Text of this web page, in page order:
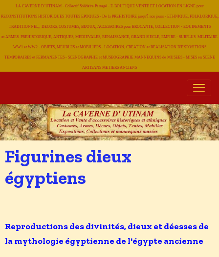
LA CAVERNE D' UTINAM - Collectif Solidaire Partagé - E-BOUTIQUE VENTE ET LOCATION EN LIGNE pour
RECONSTITUTIONS HISTORIQUES TOUTES EPOQUES - De la PREHISTOIRE jusqu'à nos jours - ETHNIQUE, FOLKLORIQUE,
TRADITIONNEL, DECORS, COSTUMES, BIJOUX, ACCESSOIRES pour BROCANTE, COLLECTION - EQUIPEMENTS
et ARMES PREHISTORIQUE, ANTIQUES, MEDIEVALES, RENAISSANCE, GRAND SIECLE, EMPIRE - SURPLUS MILITAIRE
WW1 et WW2 - OBJETS, MEUBLES et MOBILIERS - LOCATION, CREATION et REALISATION D'EXPOSITIONS
TEMPORAIRES et PERMANENTES - SCENOGRAPHIE et MUSEOGRAPHIE MANNEQUINS de MUSEES - MISES en SCENE
ARTISANS METIERS ANCIENS
Figurines dieux
égyptiens
Reproductions des divinités, dieux et déesses de
la mythologie égyptienne de l'égypte ancienne